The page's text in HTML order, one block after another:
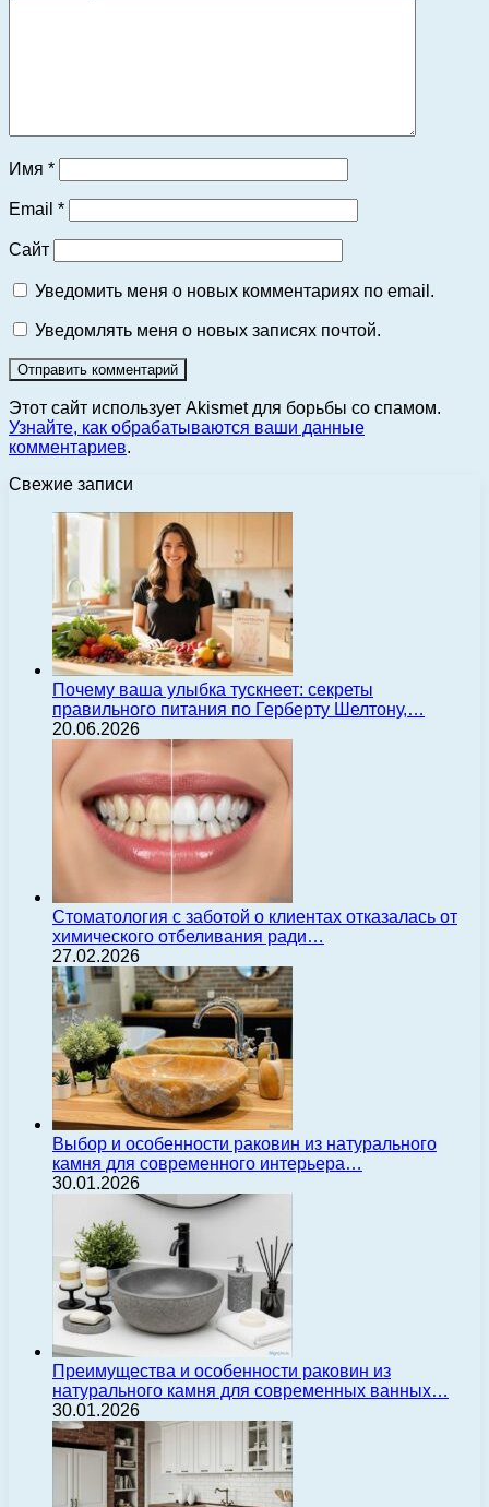
Имя *
Email *
Сайт
Уведомить меня о новых комментариях по email.
Уведомлять меня о новых записях почтой.
Этот сайт использует Akismet для борьбы со спамом.
Узнайте, как обрабатываются ваши данные
комментариев.
Свежие записи
Почему ваша улыбка тускнеет: секреты
правильного питания по Герберту Шелтону,…
20.06.2026
Стоматология с заботой о клиентах отказалась от
химического отбеливания ради…
27.02.2026
Выбор и особенности раковин из натурального
камня для современного интерьера…
30.01.2026
Преимущества и особенности раковин из
натурального камня для современных ванных…
30.01.2026